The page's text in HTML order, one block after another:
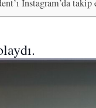
Instagram’da